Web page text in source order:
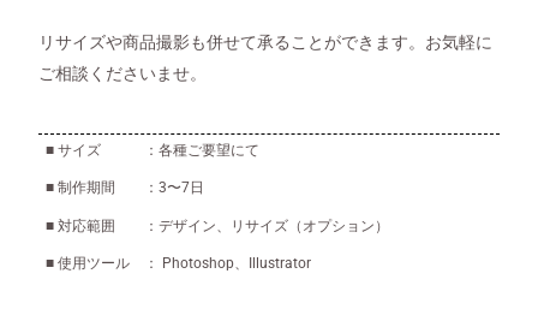
リサイズや商品撮影も併せて承ることができます。お気軽に
ご相談くださいませ。
■ サイズ ：各種ご要望にて
■ 制作期間 ：3〜7日
■ 対応範囲 ：デザイン、リサイズ（オプション）
■ 使用ツール ： Photoshop、Illustrator